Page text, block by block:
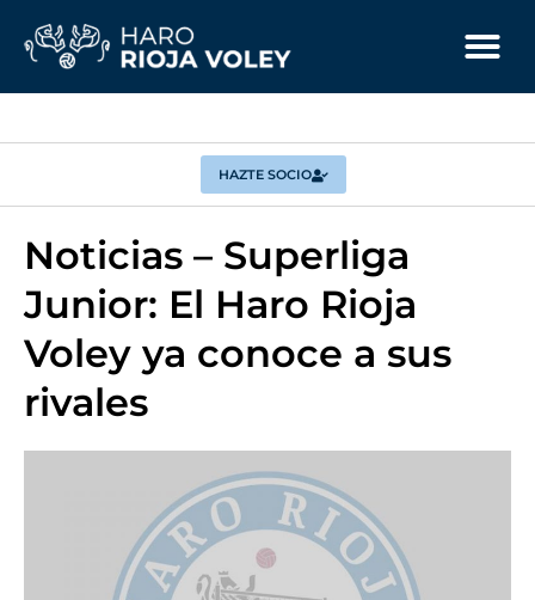
HAZTE SOCIO
Noticias – Superliga
Junior: El Haro Rioja
Voley ya conoce a sus
rivales